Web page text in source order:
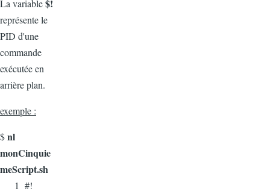
La variable$!
représente le
PID d'une
commande
exécutée en
arrière plan.
exemple :
$nl
monCinquie
meScript.sh
1 #!